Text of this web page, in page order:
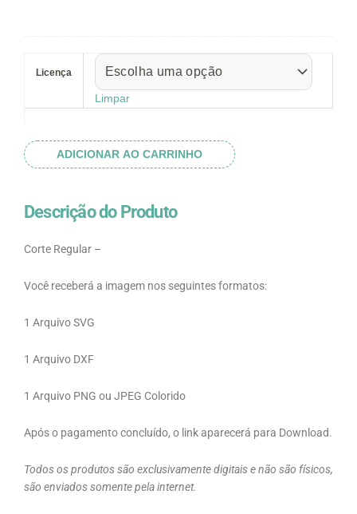
através
R$ 32.82
Licença
Limpar
Girl
ADICIONAR AO CARRINHO
Descrição do Produto
Corte Regular –
Você receberá a imagem nos seguintes formatos:
1 Arquivo SVG
1 Arquivo DXF
1 Arquivo PNG ou JPEG Colorido
Após o pagamento concluído, o link aparecerá para Download.
Todos os produtos são exclusivamente digitais e não são físicos,
são enviados somente pela internet.